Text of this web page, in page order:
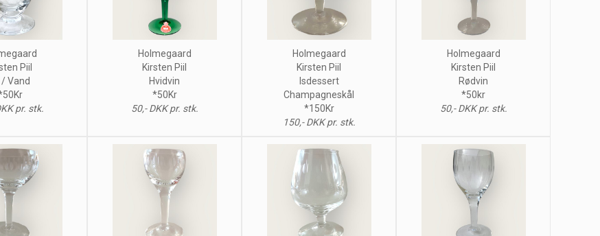
Piil
Vand
pr. stk.
Holmegaard
Kirsten Piil
Hvidvin
*50Kr
50,- DKK pr. stk.
Holmegaard
Kirsten Piil
Isdessert
Champagneskål
*150Kr
150,- DKK pr. stk.
Holmegaard
Kirsten Piil
Rødvin
*50kr
50,- DKK pr. stk.